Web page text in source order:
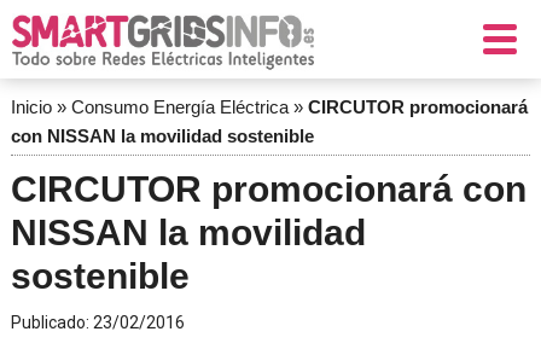
Inicio» Consumo Energía Eléctrica» CIRCUTOR promocionará
con NISSAN la movilidad sostenible
CIRCUTOR promocionará con
NISSAN la movilidad
sostenible
Publicado: 23/02/2016